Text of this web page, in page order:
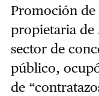
Promoción de
propietaria de
sector de
público,
de